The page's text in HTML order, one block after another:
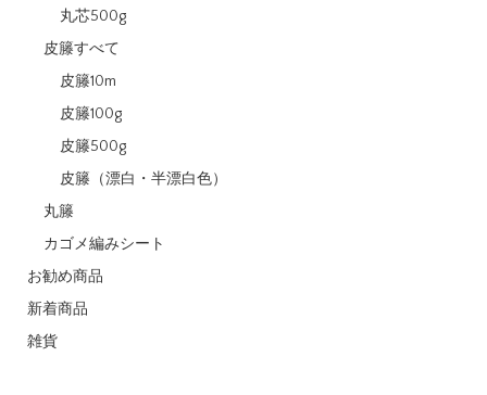
丸芯500g
皮籐すべて
皮籐10m
皮籐100g
皮籐500g
皮籐（漂白・半漂白色）
丸籐
カゴメ編みシート
お勧め商品
新着商品
雑貨